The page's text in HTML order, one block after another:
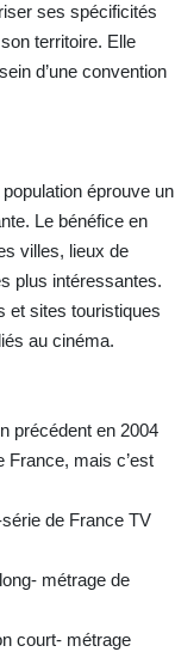
ses spécificités
territoire. Elle
d’une convention
éprouve un
Le bénéfice en
villes, lieux de
plus intéressantes.
et sites touristiques
au cinéma.
précédent en 2004
France, mais c’est
série de France TV
métrage de
court- métrage